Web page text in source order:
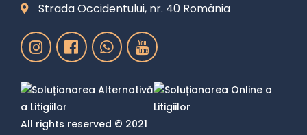
Strada Occidentului, nr. 40 România
All rights reserved © 2021